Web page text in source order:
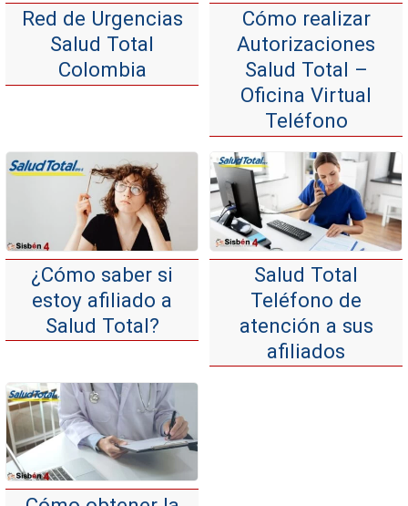
Red de Urgencias
Salud Total
Colombia
Cómo realizar
Autorizaciones
Salud Total –
Oficina Virtual
Teléfono
¿Cómo saber si
estoy afiliado a
Salud Total?
Salud Total
Teléfono de
atención a sus
afiliados